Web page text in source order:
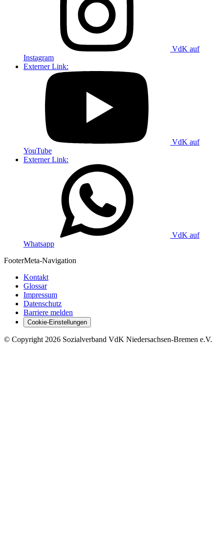
VdK auf
Instagram
Externer Link:
VdK auf
YouTube
Externer Link:
VdK auf
Whatsapp
FooterMeta-Navigation
Kontakt
Glossar
Impressum
Datenschutz
Barriere melden
Cookie-Einstellungen
© Copyright 2026 Sozialverband VdK Niedersachsen-Bremen e.V.